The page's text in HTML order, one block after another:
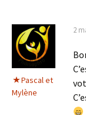
Pascal et
Mylène
2